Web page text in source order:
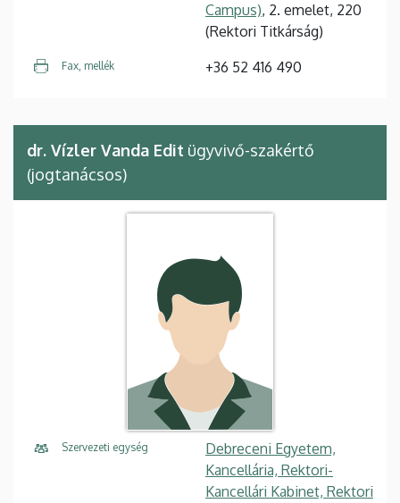
Campus), 2. emelet, 220
(Rektori Titkárság)
Fax, mellék +36 52 416 490
dr. Vízler Vanda Edit ügyvivő-szakértő
(jogtanácsos)
Szervezeti egység
Debreceni Egyetem,
Kancellária, Rektori-
Kancellári Kabinet, Rektori